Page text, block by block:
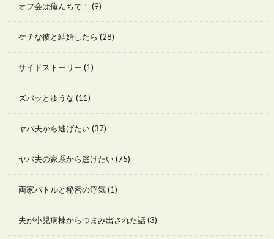
オフ会は俺んちで！ (9)
ケチな彼と結婚したら (28)
サイドストーリー (1)
ズバッとゆうな (11)
ヤバ夫から逃げたい(37)
ヤバ夫の家系から逃げたい(75)
両家バトルと秘密の浮気(1)
夫が小児病棟からつまみ出された話(3)